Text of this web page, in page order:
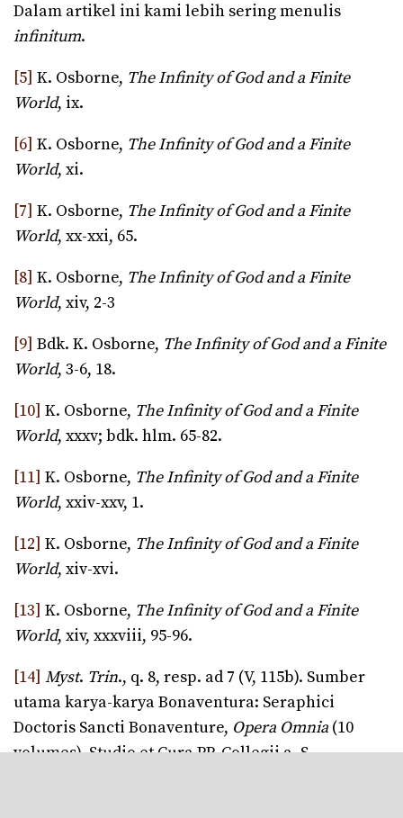
Dalam artikel ini kami lebih sering menulis
infinitum.
[5] K. Osborne, The Infinity of God and a Finite
World, ix.
[6] K. Osborne, The Infinity of God and a Finite
World, xi.
[7] K. Osborne, The Infinity of God and a Finite
World, xx-xxi, 65.
[8] K. Osborne, The Infinity of God and a Finite
World, xiv, 2-3
[9] Bdk. K. Osborne, The Infinity of God and a Finite
World, 3-6, 18.
[10] K. Osborne, The Infinity of God and a Finite
World, xxxv; bdk. hlm. 65-82.
[11] K. Osborne, The Infinity of God and a Finite
World, xxiv-xxv, 1.
[12] K. Osborne, The Infinity of God and a Finite
World, xiv-xvi.
[13] K. Osborne, The Infinity of God and a Finite
World, xiv, xxxviii, 95-96.
[14] Myst. Trin., q. 8, resp. ad 7 (V, 115b). Sumber
utama karya-karya Bonaventura: Seraphici
Doctoris Sancti Bonaventure, Opera Omnia (10
volumes), Studio et Cura PP. Collegii a. S.